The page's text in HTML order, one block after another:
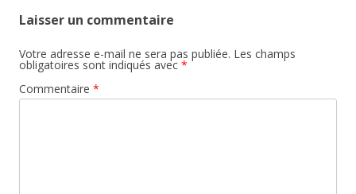
Laisser un commentaire
Votre adresse e-mail ne sera pas publiée. Les champs
obligatoires sont indiqués avec *
Commentaire *